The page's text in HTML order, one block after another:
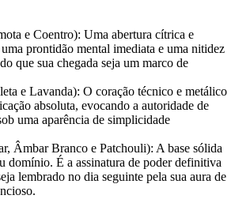
e Coentro): Uma abertura cítrica e
uma prontidão mental imediata e uma nitidez
que sua chegada seja um marco de
e Lavanda): O coração técnico e metálico
absoluta, evocando a autoridade de
uma aparência de simplicidade
Âmbar Branco e Patchouli): A base sólida
domínio. É a assinatura de poder definitiva
lembrado no dia seguinte pela sua aura de